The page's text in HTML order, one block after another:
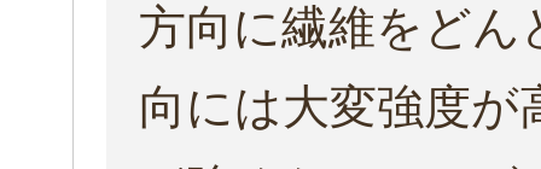
方向に繊維をど
向には大変強度が